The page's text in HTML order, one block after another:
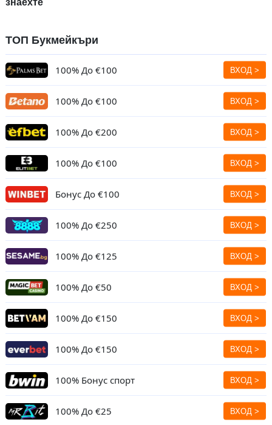
знаехте
ТОП Букмейкъри
100% До €100
100% До €100
100% До €200
100% До €100
Бонус До €100
100% До €250
100% До €125
100% До €50
100% До €150
100% До €150
100% Бонус спорт
100% До €25